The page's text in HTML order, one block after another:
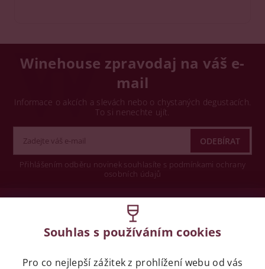
Winehouse zpravodaj na váš e-
mail
Informace o akcích a slevách nebo o chystaných degustacích.
To si nenechte ujít.
Přihlášením odběru novinek souhlasíte s podmínkami ochrany
osobních údajů
Legislativa
Zákaz prodeje alkoholických nápojů osobám
Souhlas s používáním cookies
Pro co nejlepší zážitek z prohlížení webu od vás